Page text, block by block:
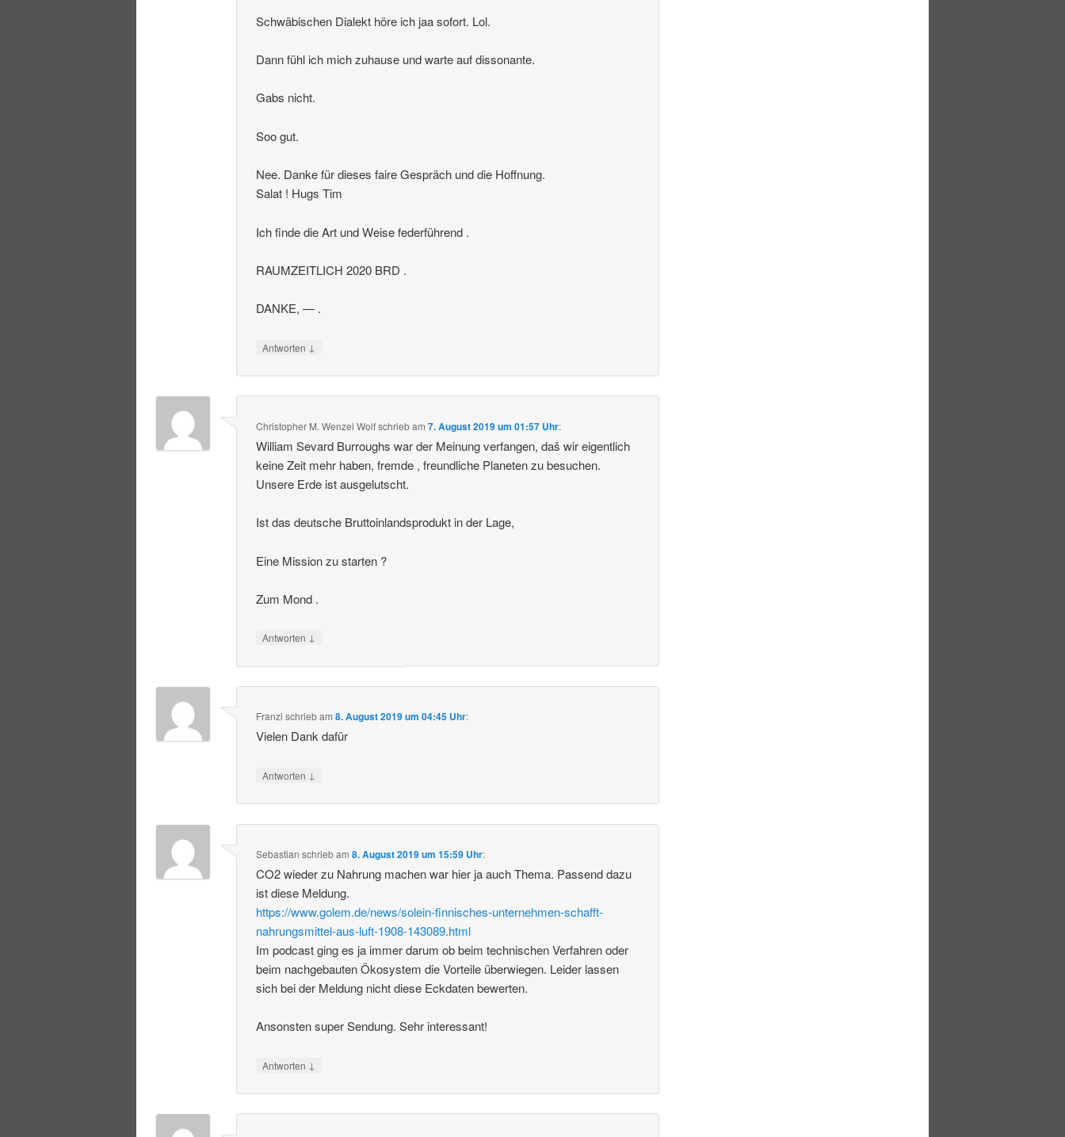
Schwäbischen Dialekt höre ich jaa sofort. Lol.
Dann fühl ich mich zuhause und warte auf dissonante.
Gabs nicht.
Soo gut.
Nee. Danke für dieses faire Gespräch und die Hoffnung.
Salat ! Hugs Tim
Ich finde die Art und Weise federführend .
RAUMZEITLICH 2020 BRD .
DANKE, — .
Antworten ↓
Christopher M. Wenzel Wolfschriebam7. August 2019 um 01:57 Uhr:
William Sevard Burroughs war der Meinung verfangen, daš wir eigentlich
keine Zeit mehr haben, fremde , freundliche Planeten zu besuchen.
Unsere Erde ist ausgelutscht.
Ist das deutsche Bruttoinlandsprodukt in der Lage,
Eine Mission zu starten ?
Zum Mond .
Antworten ↓
Franzl schriebam8. August 2019 um 04:45 Uhr:
Vielen Dank dafür
Antworten ↓
Sebastian schriebam8. August 2019 um 15:59 Uhr:
CO2 wieder zu Nahrung machen war hier ja auch Thema. Passend dazu
ist diese Meldung.
https://www.golem.de/news/solein-finnisches-unternehmen-schafft-
nahrungsmittel-aus-luft-1908-143089.html
Im podcast ging es ja immer darum ob beim technischen Verfahren oder
beim nachgebauten Ökosystem die Vorteile überwiegen. Leider lassen
sich bei der Meldung nicht diese Eckdaten bewerten.
Ansonsten super Sendung. Sehr interessant!
Antworten ↓